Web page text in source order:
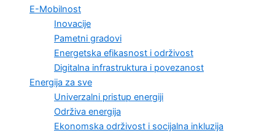
E-Mobilnost
Inovacije
Pametni gradovi
Energetska efikasnost i održivost
Digitalna infrastruktura i povezanost
Energija za sve
Univerzalni pristup energiji
Održiva energija
Ekonomska održivost i socijalna inkluzija